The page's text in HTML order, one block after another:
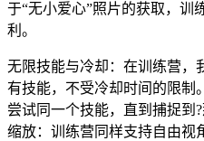
于“无小爱心”照片的获取，训
利。
无限技能与冷却：在训练营，
有技能，不受冷却时间的限制
尝试同一个技能，直到捕捉到
缩放：训练营同样支持自由视